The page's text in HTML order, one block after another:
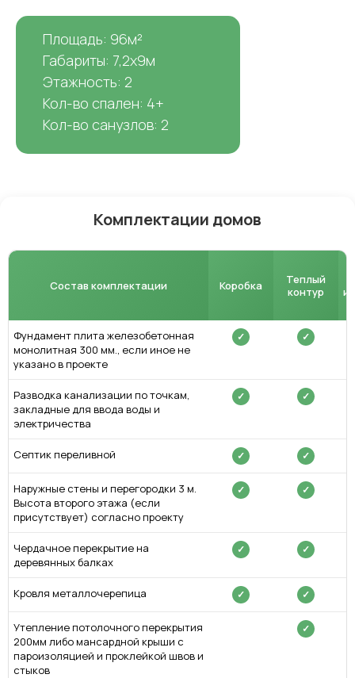
Площадь: 96м²
Габариты: 7,2х9м
Этажность: 2
Кол-во спален: 4+
Кол-во санузлов: 2
Комплектации домов
Состав комплектации Коробка
Теплый
контур
Фундамент плита железобетонная
монолитная 300 мм., если иное не
указано в проекте
✓ ✓
Разводка канализации по точкам,
закладные для ввода воды и
электричества
✓ ✓
Септик переливной ✓ ✓
Наружные стены и перегородки 3 м.
Высота второго этажа (если
присутствует) согласно проекту
✓ ✓
Чердачное перекрытие на
деревянных балках
✓ ✓
Кровля металлочерепица ✓ ✓
Утепление потолочного перекрытия
200мм либо мансардной крыши с
пароизоляцией и проклейкой швов и
стыков
✓